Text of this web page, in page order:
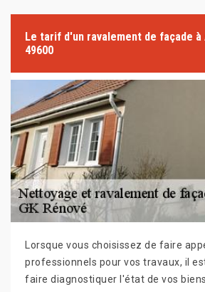
Le tarif d'un ravalement de façade à
49600
Lorsque vous choisissez de faire
professionnels pour vos travaux, il
faire diagnostiquer l'état de vos